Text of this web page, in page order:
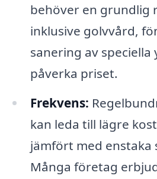
behöver en grundlig
inklusive golvvård,
sanering av speciella
påverka priset.
Frekvens:
kan leda till lägre
jämfört med enstaka
Många företag